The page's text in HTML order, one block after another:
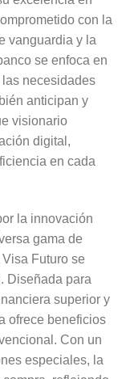
con la
vanguardia y la
se enfoca en
necesidades
anticipan y
visionario
digital,
en cada
la innovación
gama de
Futuro se
Diseñada para
superior y
ofrece beneficios
Con un
especiales, la